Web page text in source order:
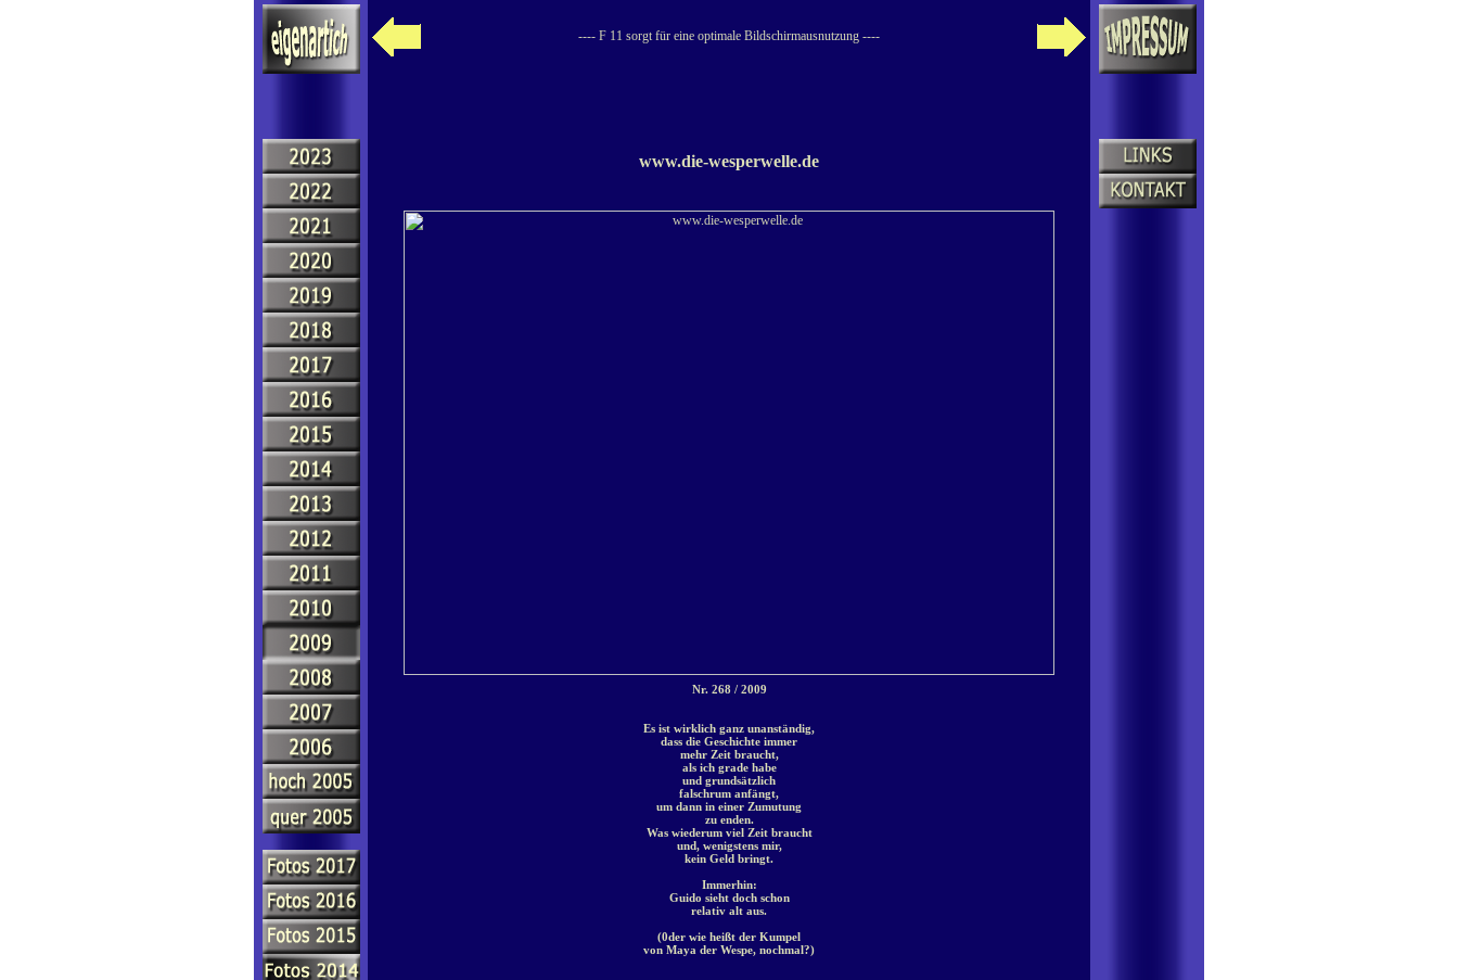
---- F 11 sorgt für eine optimale Bildschirmausnutzung ----
www.die-wesperwelle.de
Nr. 268 / 2009
Es ist wirklich ganz unanständig,
dass die Geschichte immer
mehr Zeit braucht,
als ich grade habe
und grundsätzlich
falschrum anfängt,
um dann in einer Zumutung
zu enden.
Was wiederum viel Zeit braucht
und, wenigstens mir,
kein Geld bringt.
Immerhin:
Guido sieht doch schon
relativ alt aus.
(0der wie heißt der Kumpel
von Maya der Wespe, nochmal?)